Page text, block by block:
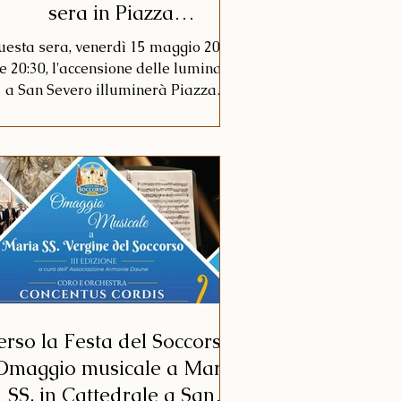
sera in Piazza
Incoronazione
sera, venerdì 15 maggio 2026
20:30, l'accensione delle luminarie
a San Severo illuminerà Piazza
Storico Carlo V. A inaugurare lo
di luci firmato dalla ditta
sarà la sindaca Lidya Colangelo,
porgerà alla città l'augurio di
Festa Patronale 2026, in attesa
dell'abbraccio con la Vergine del
Soccorso.
la Festa del Soccorso:
musicale a Maria
SS. in Cattedrale a San